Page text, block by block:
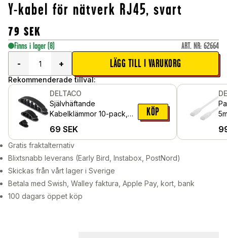
Y-kabel för nätverk RJ45, svart
79 SEK
Finns i lager (8) ART. NR: 62664
-
+ LÄGG TILL I VARUKORG
Rekommenderade tillval:
DELTACO
Självhäftande
Kabelklämmor 10-pack,
69 SEK
KÖP
Gratis fraktalternativ
Blixtsnabb leverans (Early Bird, Instabox, PostNord)
Skickas från vårt lager i Sverige
Betala med Swish, Walley faktura, Apple Pay, kort, bank
100 dagars öppet köp